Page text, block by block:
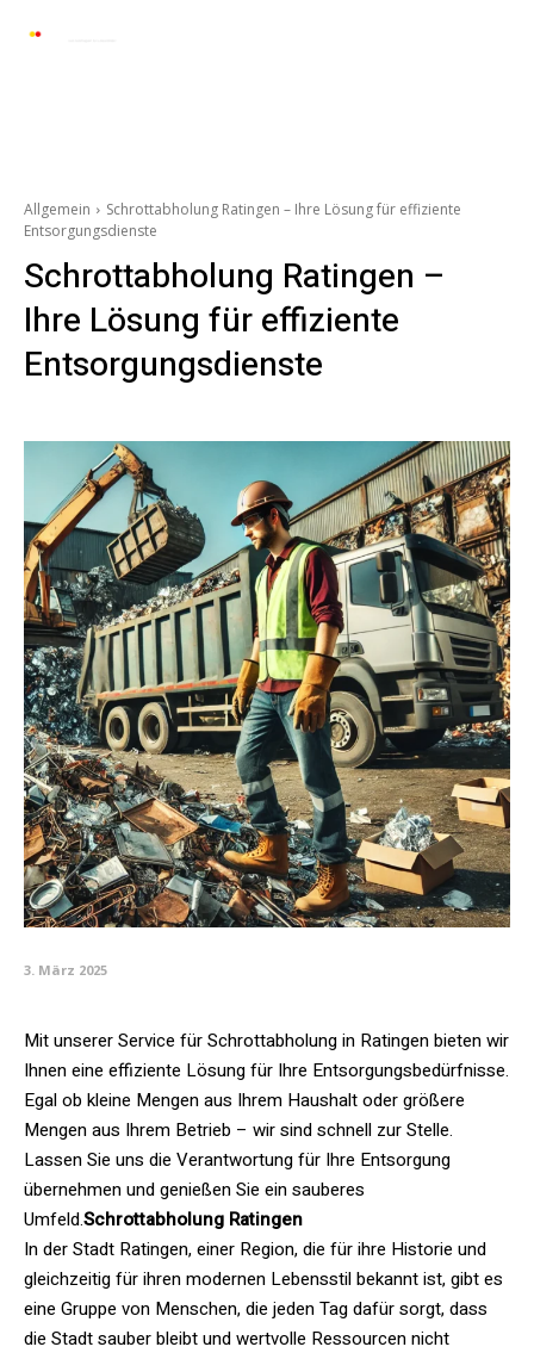
Allgemein
Schrottabholung Ratingen – Ihre Lösung für effiziente
Entsorgungsdienste
Schrottabholung Ratingen –
Ihre Lösung für effiziente
Entsorgungsdienste
3. März 2025
Mit unserer Service für Schrottabholung in Ratingen bieten wir
Ihnen eine effiziente Lösung für Ihre Entsorgungsbedürfnisse.
Egal ob kleine Mengen aus Ihrem Haushalt oder größere
Mengen aus Ihrem Betrieb – wir sind schnell zur Stelle.
Lassen Sie uns die Verantwortung für Ihre Entsorgung
übernehmen und genießen Sie ein sauberes
Umfeld.Schrottabholung Ratingen
In der Stadt Ratingen, einer Region, die für ihre Historie und
gleichzeitig für ihren modernen Lebensstil bekannt ist, gibt es
eine Gruppe von Menschen, die jeden Tag dafür sorgt, dass
die Stadt sauber bleibt und wertvolle Ressourcen nicht